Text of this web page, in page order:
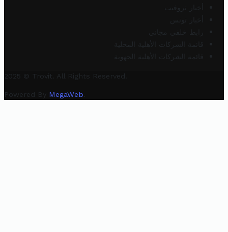
أخبار تروفيت
أخبار تونس
رابط خلفي مجاني
قائمة الشركات الأهلية المحلية
قائمة الشركات الأهلية الجهوية
2025 © Trovit. All Rights Reserved.
Powered By MegaWeb